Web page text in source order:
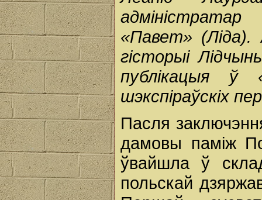
«Павет» (Ліда).
гісторыі
публікацыя ў
шэкспіраўскіх
Пасля
дамовы паміж
ўвайшла ў
польскай